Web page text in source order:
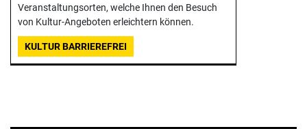
Veranstaltungsorten, welche Ihnen den Besuch
von Kultur-Angeboten erleichtern können.
KULTUR BARRIEREFREI